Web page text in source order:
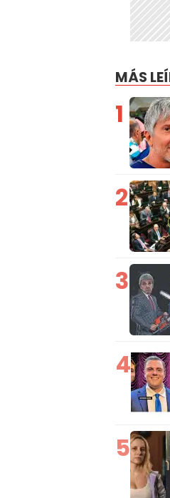
MÁS
1
2
3
4
5